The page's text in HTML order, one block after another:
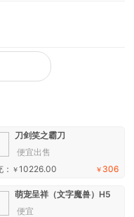
刀剑笑之霸刀
便宜出售
￥ 306
￥10226.00
萌宠呈祥（文字魔兽）H5
便宜